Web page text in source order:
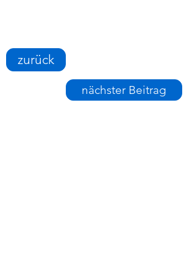
zurück
nächster Beitrag